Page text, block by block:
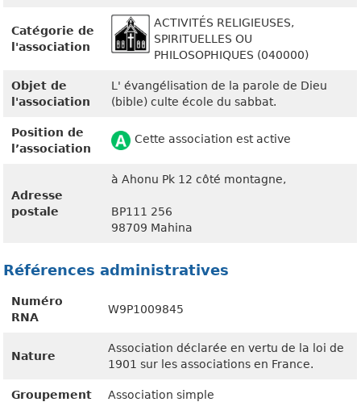
Catégorie de
l'association
ACTIVITÉS RELIGIEUSES,
SPIRITUELLES OU
PHILOSOPHIQUES (040000)
Objet de
l'association
L' évangélisation de la parole de Dieu
(bible) culte école du sabbat.
Position de
l’association
Cette association est active
Adresse
postale
à Ahonu Pk 12 côté montagne,
BP111 256
98709 Mahina
Références administratives
Numéro
RNA
W9P1009845
Nature
Association déclarée en vertu de la loi de
1901 sur les associations en France.
Groupement Association simple